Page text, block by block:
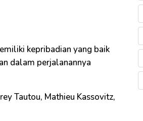
kepribadian yang baik
dalam perjalanannya
Tautou, Mathieu Kassovitz,